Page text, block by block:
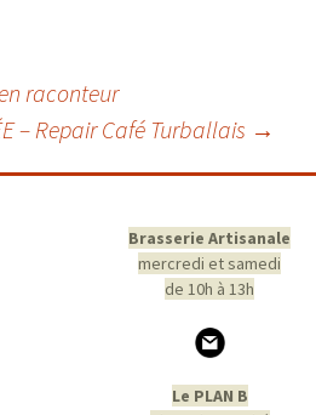
raconteur
– Repair Café Turballais →
Brasserie Artisanale
mercredi et samedi
de 10h à 13h
Le PLAN B